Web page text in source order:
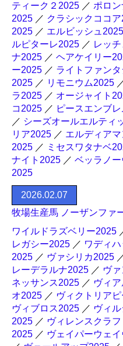
ティーク２2025 ／ ポロ
2025 ／ クラシックココ
2025 ／ エルビッシュ2025
ルピターレ2025 ／ レッ
ナ2025 ／ ヘアケイリー
ー2025 ／ ライトファン
2025 ／ リモニウム2025
ラ2025 ／ オージャイト
コ2025 ／ ピースエンブ
／ シーズオールエルティ
リア2025 ／ エルディア
2025 ／ ミセスワタナベ
ナイト2025 ／ ベッラノ
2025
2026.02.07
牧場生産馬 ノーザンファ
ワイルドラズベリー2025
レガシー2025 ／ ワディ
2025 ／ ヴァシリカ2025
レーデラルナ2025 ／ ヴ
ネッサンス2025 ／ ヴィ
オ2025 ／ ヴィクトリア
ヴィブロス2025 ／ ヴィ
2025 ／ ヴィレンスクラ
2025 ／ ヴェイパーウェ